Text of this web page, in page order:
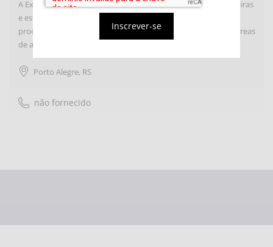
Inscrever-se
A Exteriorize gera e facilita os negócios entre empresas brasileiras
e estrangeiras. Exportação, importação, investimentos
produtivos, internacionalização e capacitação são as nossas áreas
de atuação.
Porto Alegre, RS
não fornecido